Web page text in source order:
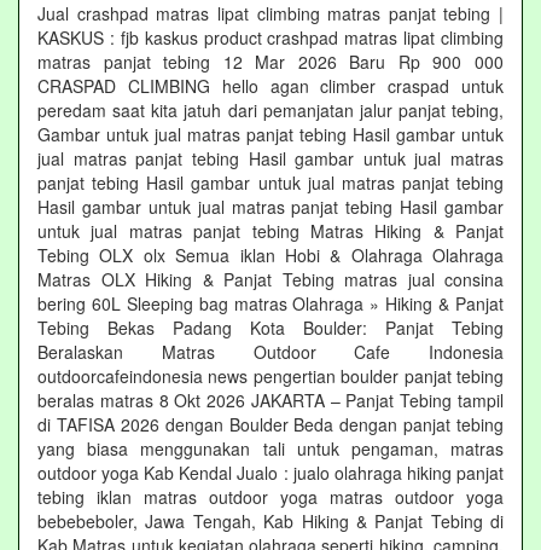
Jual crashpad matras lipat climbing matras panjat tebing |
KASKUS : fjb kaskus product crashpad matras lipat climbing
matras panjat tebing 12 Mar 2026 Baru Rp 900 000
CRASPAD CLIMBING hello agan climber craspad untuk
peredam saat kita jatuh dari pemanjatan jalur panjat tebing,
Gambar untuk jual matras panjat tebing Hasil gambar untuk
jual matras panjat tebing Hasil gambar untuk jual matras
panjat tebing Hasil gambar untuk jual matras panjat tebing
Hasil gambar untuk jual matras panjat tebing Hasil gambar
untuk jual matras panjat tebing Matras Hiking & Panjat
Tebing OLX olx Semua iklan Hobi & Olahraga Olahraga
Matras OLX Hiking & Panjat Tebing matras jual consina
bering 60L Sleeping bag matras Olahraga » Hiking & Panjat
Tebing Bekas Padang Kota Boulder: Panjat Tebing
Beralaskan Matras Outdoor Cafe Indonesia
outdoorcafeindonesia news pengertian boulder panjat tebing
beralas matras 8 Okt 2026 JAKARTA – Panjat Tebing tampil
di TAFISA 2026 dengan Boulder Beda dengan panjat tebing
yang biasa menggunakan tali untuk pengaman, matras
outdoor yoga Kab Kendal Jualo : jualo olahraga hiking panjat
tebing iklan matras outdoor yoga matras outdoor yoga
bebebeboler, Jawa Tengah, Kab Hiking & Panjat Tebing di